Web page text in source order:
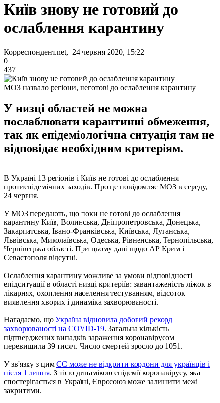
Київ знову не готовий до
ослаблення карантину
Корреспондент.net, 24 червня 2020, 15:22
0
437
МОЗ назвало регіони, неготові до ослаблення карантину
У низці областей не можна
послаблювати карантинні обмеження,
так як епідеміологічна ситуація там не
відповідає необхідним критеріям.
В Україні 13 регіонів і Київ не готові до ослаблення
протиепідемічних заходів. Про це повідомляє МОЗ в середу,
24 червня.
У МОЗ передають, що поки не готові до ослаблення
карантину Київ, Волинська, Дніпропетровська, Донецька,
Закарпатська, Івано-Франківська, Київська, Луганська,
Львівська, Миколаївська, Одеська, Рівненська, Тернопільська,
Чернівецька області. При цьому дані щодо АР Крим і
Севастополя відсутні.
Ослаблення карантину можливе за умови відповідності
епідситуації в області низці критеріїв: завантаженість ліжок в
лікарнях, охоплення населення тестуванням, відсоток
виявлення хворих і динаміка захворюваності.
Нагадаємо, що Україна відновила добовий рекорд
захворюваності на COVID-19. Загальна кількість
підтверджених випадків зараження коронавірусом
перевищила 39 тисяч. Число смертей зросло до 1051.
У зв'язку з цим ЄС може не відкрити кордони для українців і
після 1 липня. З тією динамікою епідемії коронавірусу, яка
спостерігається в Україні, Євросоюз може залишити межі
закритими.